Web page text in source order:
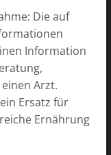
Die auf
Information
Arzt.
Ersatz für
Ernährung